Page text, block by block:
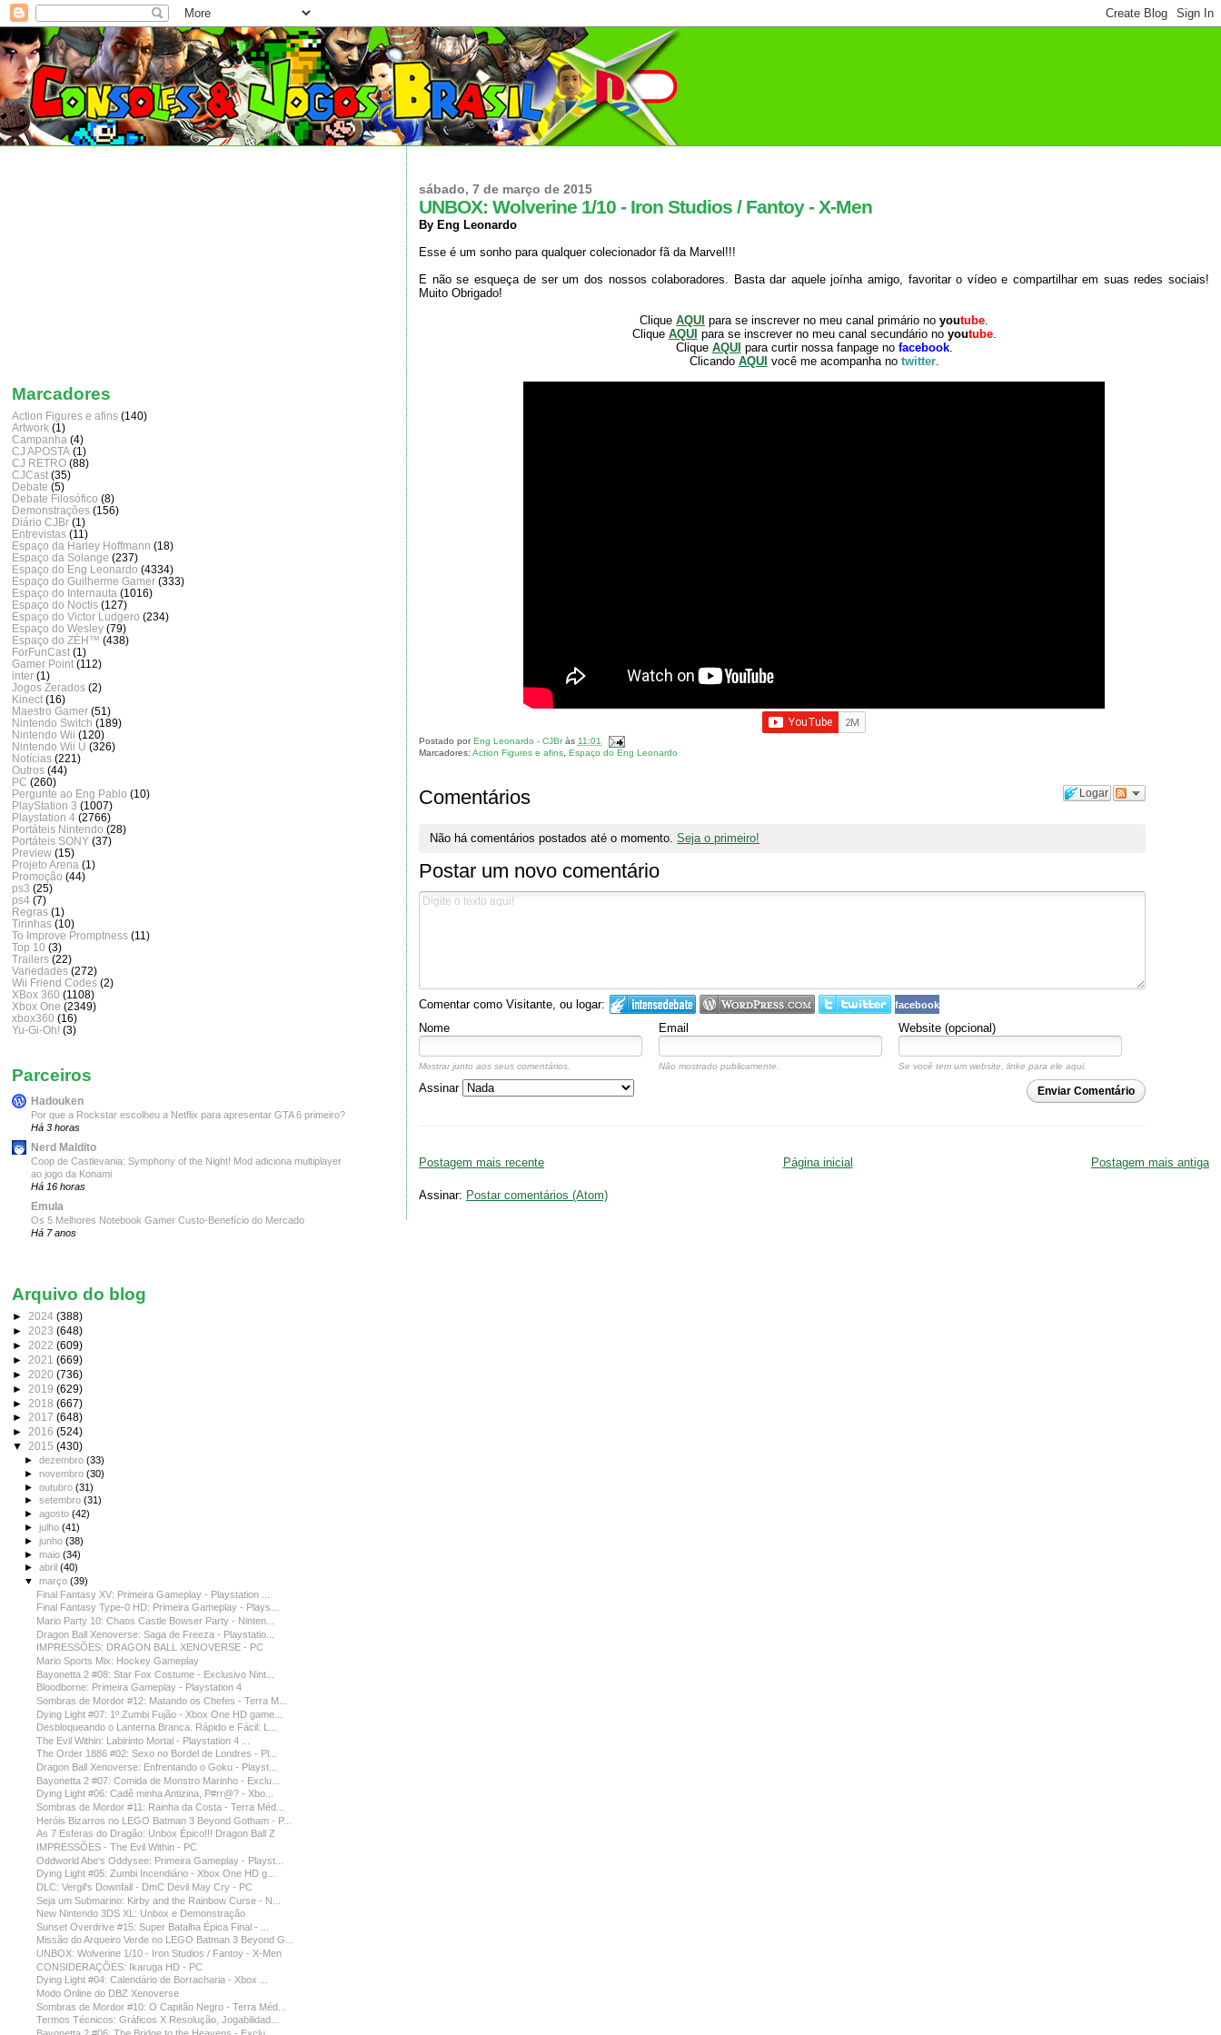
sábado, 7 de março de 2015
UNBOX: Wolverine 1/10 - Iron Studios / Fantoy - X-Men
By Eng Leonardo
Esse é um sonho para qualquer colecionador fã da Marvel!!!
E não se esqueça de ser um dos nossos colaboradores. Basta dar aquele joínha amigo, favoritar o vídeo e compartilhar em suas redes sociais!
Muito Obrigado!
CliqueAQUI para se inscrever no meu canal primário noyoutube.
Clique AQUI para se inscrever no meu canal secundário no youtube.
Clique AQUI para curtir nossa fanpage no facebook.
Clicando AQUI você me acompanha no twitter.
Postado porEng Leonardo - CJBràs11:01
Marcadores:Action Figures e afins ,Espaço do Eng Leonardo
Logar
Comentários
Não há comentários postados até o momento.Seja o primeiro!
Postar um novo comentário
Comentar como Visitante, ou logar: facebook
Nome Email Website (opcional)
Mostrar junto aos seus comentários. Não mostrado publicamente. Se você tem um website, linke para ele aqui.
Enviar Comentário
Assinar
Postagem mais recente Postagem mais antiga
Página inicial
Assinar: Postar comentários (Atom)
Marcadores
Action Figures e afins (140)
Artwork (1)
Campanha (4)
CJ APOSTA (1)
CJ RETRO (88)
CJCast (35)
Debate (5)
Debate Filosófico (8)
Demonstrações (156)
Diário CJBr (1)
Entrevistas (11)
Espaço da Harley Hoffmann (18)
Espaço da Solange (237)
Espaço do Eng Leonardo (4334)
Espaço do Guilherme Gamer (333)
Espaço do Internauta (1016)
Espaço do Noctis (127)
Espaço do Victor Ludgero (234)
Espaço do Wesley (79)
Espaço do ZÈH™ (438)
ForFunCast (1)
Gamer Point (112)
inter (1)
Jogos Zerados (2)
Kinect (16)
Maestro Gamer (51)
Nintendo Switch (189)
Nintendo Wii (120)
Nintendo Wii U (326)
Notícias (221)
Outros (44)
PC (260)
Pergunte ao Eng Pablo (10)
PlayStation 3 (1007)
Playstation 4 (2766)
Portáteis Nintendo (28)
Portáteis SONY (37)
Preview (15)
Projeto Arena (1)
Promoção (44)
ps3 (25)
ps4 (7)
Regras (1)
Tirinhas (10)
To Improve Promptness (11)
Top 10 (3)
Trailers (22)
Variedades (272)
Wii Friend Codes (2)
XBox 360 (1108)
Xbox One (2349)
xbox360 (16)
Yu-Gi-Oh! (3)
Parceiros
Hadouken
Por que a Rockstar escolheu a Netflix para apresentar GTA 6 primeiro?
Há 3 horas
Nerd Maldito
Coop de Castlevania: Symphony of the Night! Mod adiciona multiplayer
ao jogo da Konami
Há 16 horas
Emula
Os 5 Melhores Notebook Gamer Custo-Benefício do Mercado
Há 7 anos
Arquivo do blog
► 2024 (388)
► 2023 (648)
► 2022 (609)
► 2021 (669)
► 2020 (736)
► 2019 (629)
► 2018 (667)
► 2017 (648)
► 2016 (524)
▼ 2015 (430)
►dezembro(33)
►novembro(30)
►outubro(31)
►setembro(31)
►agosto(42)
►julho(41)
►junho(38)
►maio(34)
►abril(40)
▼março(39)
Final Fantasy XV: Primeira Gameplay - Playstation ...
Final Fantasy Type-0 HD: Primeira Gameplay - Plays...
Mario Party 10: Chaos Castle Bowser Party - Ninten...
Dragon Ball Xenoverse: Saga de Freeza - Playstatio...
IMPRESSÕES: DRAGON BALL XENOVERSE - PC
Mario Sports Mix: Hockey Gameplay
Bayonetta 2 #08: Star Fox Costume - Exclusivo Nint...
Bloodborne: Primeira Gameplay - Playstation 4
Sombras de Mordor #12: Matando os Chefes - Terra M...
Dying Light #07: 1º Zumbi Fujão - Xbox One HD game...
Desbloqueando o Lanterna Branca. Rápido e Fácil: L...
The Evil Within: Labirinto Mortal - Playstation 4 ...
The Order 1886 #02: Sexo no Bordel de Londres - Pl...
Dragon Ball Xenoverse: Enfrentando o Goku - Playst...
Bayonetta 2 #07: Comida de Monstro Marinho - Exclu...
Dying Light #06: Cadê minha Antizina, P#rr@? - Xbo...
Sombras de Mordor #11: Rainha da Costa - Terra Méd...
Heróis Bizarros no LEGO Batman 3 Beyond Gotham - P...
As 7 Esferas do Dragão: Unbox Épico!!! Dragon Ball Z
IMPRESSÕES - The Evil Within - PC
Oddworld Abe's Oddysee: Primeira Gameplay - Playst...
Dying Light #05: Zumbi Incendiário - Xbox One HD g...
DLC: Vergil's Downfall - DmC Devil May Cry - PC
Seja um Submarino: Kirby and the Rainbow Curse - N...
New Nintendo 3DS XL: Unbox e Demonstração
Sunset Overdrive #15: Super Batalha Épica Final - ...
Missão do Arqueiro Verde no LEGO Batman 3 Beyond G...
UNBOX: Wolverine 1/10 - Iron Studios / Fantoy - X-Men
CONSIDERAÇÕES: Ikaruga HD - PC
Dying Light #04: Calendário de Borracharia - Xbox ...
Modo Online do DBZ Xenoverse
Sombras de Mordor #10: O Capitão Negro - Terra Méd...
Termos Técnicos: Gráficos X Resolução, Jogabilidad...